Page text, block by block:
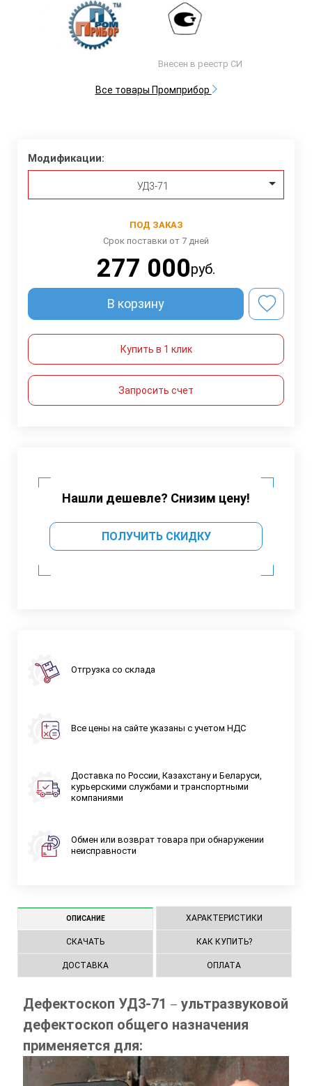
Внесен в реестр СИ
Все товары Промприбор
Модификации:
УД3-71
ПОД ЗАКАЗ
Срок поставки от 7 дней
277 000руб.
В корзину
Купить в 1 клик
Запросить счет
Нашли дешевле? Снизим цену!
ПОЛУЧИТЬ СКИДКУ
Отгрузка со склада
Все цены на сайте указаны с учетом НДС
Доставка по России, Казахстану и Беларуси,
курьерскими службами и транспортными
компаниями
Обмен или возврат товара при обнаружении
неисправности
ОПИСАНИЕ ХАРАКТЕРИСТИКИ
СКАЧАТЬ КАК КУПИТЬ?
ДОСТАВКА ОПЛАТА
Дефектоскоп УД3-71 — ультразвуковой
дефектоскоп общего назначения
применяется для: